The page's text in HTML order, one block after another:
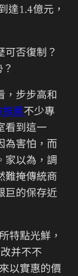
達1.4億元，
可否復制？
，步步高和
推薦不少專
看到這一
為害怕，而
家以為，調
難掩傳統商
巨的保存近
特點光鮮，
并不不
以實惠的價